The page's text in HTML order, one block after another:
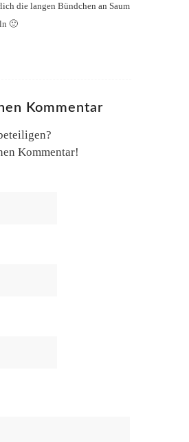
die langen Bündchen an Saum
🙂
Kommentar
Kommentar!